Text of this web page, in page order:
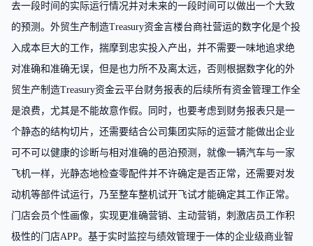
去一段时间的实际运行情况并对未来的一段时间可以做出一个大致
的预测。外贸生产制造Treasury资金言楼台商社营运的数字化是个投
入成本巨大的工作，揣摩到忠实投入产出，并不需要一味地追求绝
对准确和准确无误，但是也力所不及离太远，否则根据数字化的外
贸生产制造Treasury资金云平台财务报表的后续所有资金管理工作全
是浪费，尤其是不能故意作假。同时，也要考虑到财务报表只是一
个静态的结构切片，还需要结合公司集团实际的运营才能做出企业
可不可以健康的诊断与相对准确的邑泊预测，就像一辆汽车与一家
飞机一样，光静态地检查零配件并不许确定是否正常，还需要对发
动机等部件试运行，乃至整车整机试开飞试才能确定其工作正常。
门店会员个性画像，实现更准确营销、主动营销，刺激店员工作积
极性的门店APP。基于实时监控与绩效管理于一体的企业级商业智